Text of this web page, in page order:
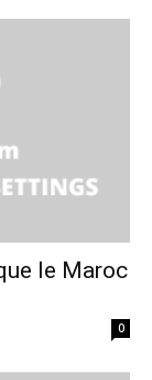
le Maroc
0